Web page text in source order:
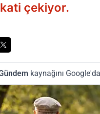
çekiyor.
kaynağını